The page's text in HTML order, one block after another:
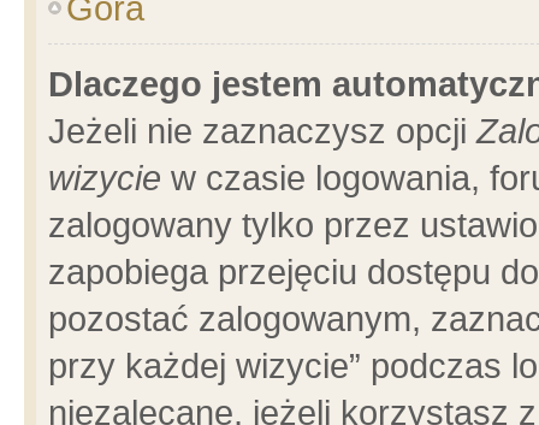
Dlaczego jestem
Jeżeli nie zaznaczysz opcji
wizycie w czasie logowania,
zalogowany tylko przez
zapobiega przejęciu dostępu
pozostać zalogowanym,
przy każdej wizycie” podczas
niezalecane, jeżeli korzystasz